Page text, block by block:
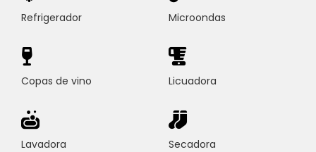
Refrigerador Microondas
Copas de vino Licuadora
Lavadora Secadora